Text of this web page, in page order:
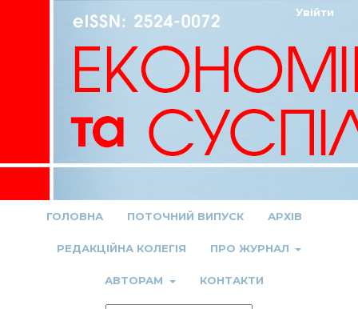
ГОЛОВНА ПОТОЧНИЙ ВИПУСК АРХІВ
РЕДАКЦІЙНА КОЛЕГІЯ ПРО ЖУРНАЛ
АВТОРАМ КОНТАКТИ
Увійти